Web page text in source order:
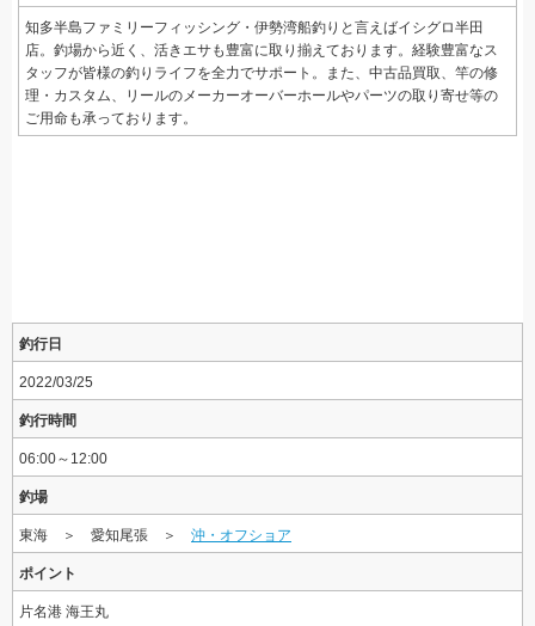
知多半島ファミリーフィッシング・伊勢湾船釣りと言えばイシグロ半田
店。釣場から近く、活きエサも豊富に取り揃えております。経験豊富なス
タッフが皆様の釣りライフを全力でサポート。また、中古品買取、竿の修
理・カスタム、リールのメーカーオーバーホールやパーツの取り寄せ等の
ご用命も承っております。
釣行日
2022/03/25
釣行時間
06:00～12:00
釣場
東海 ＞ 愛知尾張 ＞ 沖・オフショア
ポイント
片名港 海王丸